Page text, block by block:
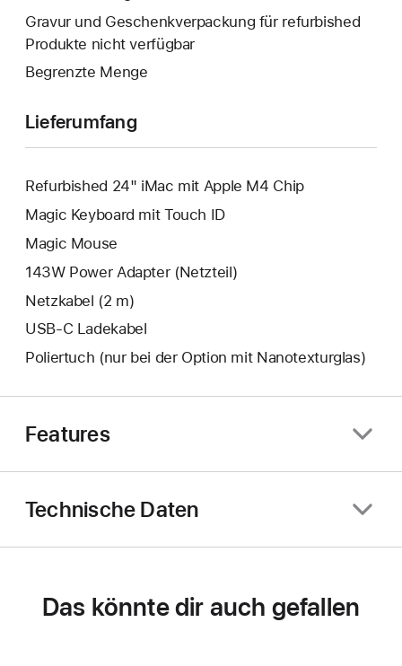
geöffnet.
Gravur und Geschenkverpackung für refurbished
Produkte nicht verfügbar
Begrenzte Menge
Lieferumfang
Refurbished 24" iMac mit Apple M4 Chip
Magic Keyboard mit Touch ID
Magic Mouse
143W Power Adapter (Netzteil)
Netzkabel (2 m)
USB‑C Ladekabel
Poliertuch (nur bei der Option mit Nanotextur­glas)
Features
Technische Daten
Das könnte dir auch gefallen